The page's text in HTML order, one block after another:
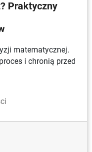
Praktyczny
matematycznej.
i chronią przed